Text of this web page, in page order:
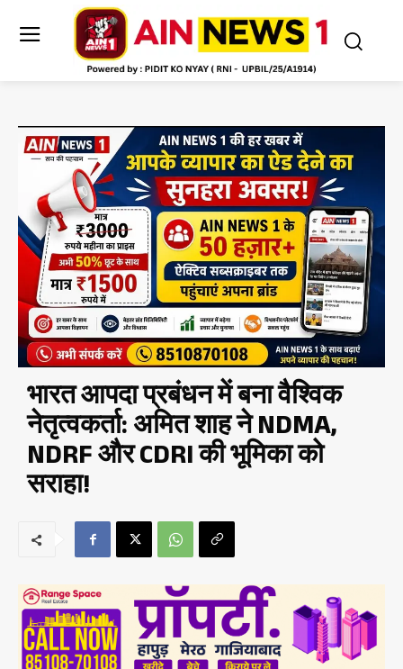
भारत आपदा प्रबंधन में बना वैश्विक
नेतृत्वकर्ता: अमित शाह ने NDMA,
NDRF और CDRI की भूमिका को
सराहा!